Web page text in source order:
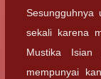
sekali karena
Mustika Isian
mempunyai